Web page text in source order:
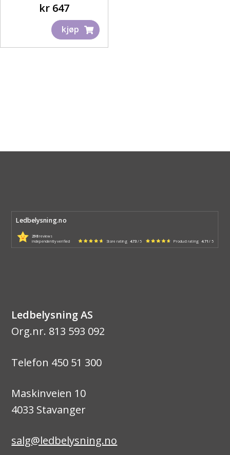
kr647
kjøp
Ledbelysning.no
298reviews
independently verified Store rating 4.73 / 5 Product rating 4.71 / 5
Ledbelysning AS
Org.nr. 813 593 092
Telefon 450 51 300
Maskinveien 10
4033 Stavanger
salg@ledbelysning.no